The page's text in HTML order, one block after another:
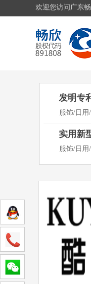
欢迎您访问广东
发明专
服饰/日用
实用新
服饰/日用